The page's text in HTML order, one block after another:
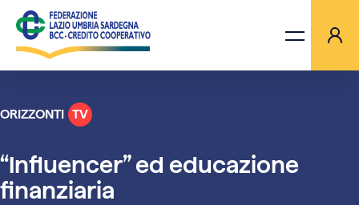
LA FEDERAZIONE
BANCHE
ORIZZONTI TV
“Influencer” ed educazione
finanziaria